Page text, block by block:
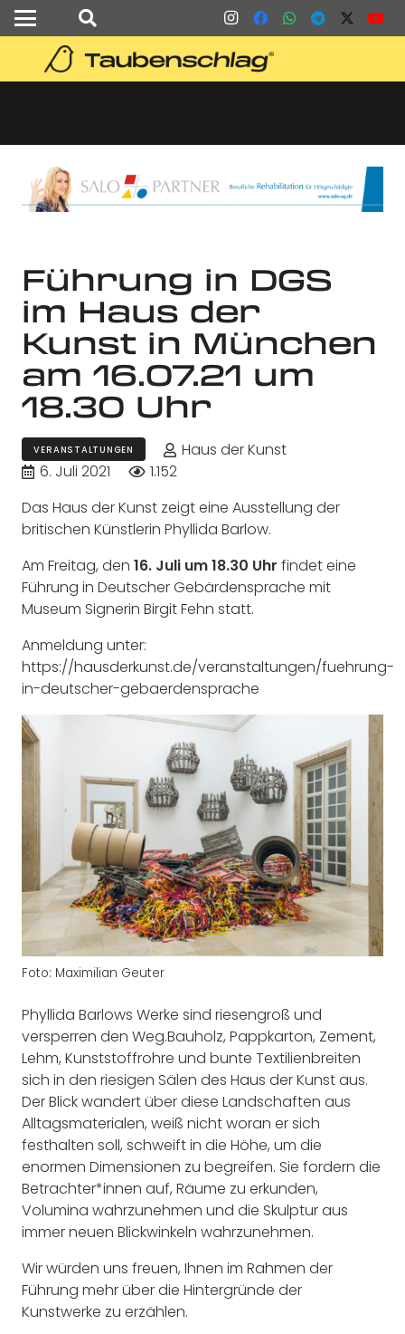
Führung in DGS
im Haus der
Kunst in München
am 16.07.21 um
18.30 Uhr
VERANSTALTUNGEN
Haus der Kunst
6. Juli 2021
1.152
Das Haus der Kunst zeigt eine Ausstellung der
britischen Künstlerin Phyllida Barlow.
Am Freitag, den 16. Juli um 18.30 Uhr findet eine
Führung in Deutscher Gebärdensprache mit
Museum Signerin Birgit Fehn statt.
Anmeldung unter:
https://hausderkunst.de/veranstaltungen/fuehrung-
in-deutscher-gebaerdensprache
Foto: Maximilian Geuter
Phyllida Barlows Werke sind riesengroß und
versperren den Weg.Bauholz, Pappkarton, Zement,
Lehm, Kunststoffrohre und bunte Textilienbreiten
sich in den riesigen Sälen des Haus der Kunst aus.
Der Blick wandert über diese Landschaften aus
Alltagsmaterialen, weiß nicht woran er sich
festhalten soll, schweift in die Höhe, um die
enormen Dimensionen zu begreifen. Sie fordern die
Betrachter*innen auf, Räume zu erkunden,
Volumina wahrzunehmen und die Skulptur aus
immer neuen Blickwinkeln wahrzunehmen.
Wir würden uns freuen, Ihnen im Rahmen der
Führung mehr über die Hintergründe der
Kunstwerke zu erzählen.